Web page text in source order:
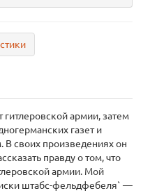
армии, затем
газет и
В своих произведениях он
правду о том, что
армии. Мой
штабс-фельдфебеля` —